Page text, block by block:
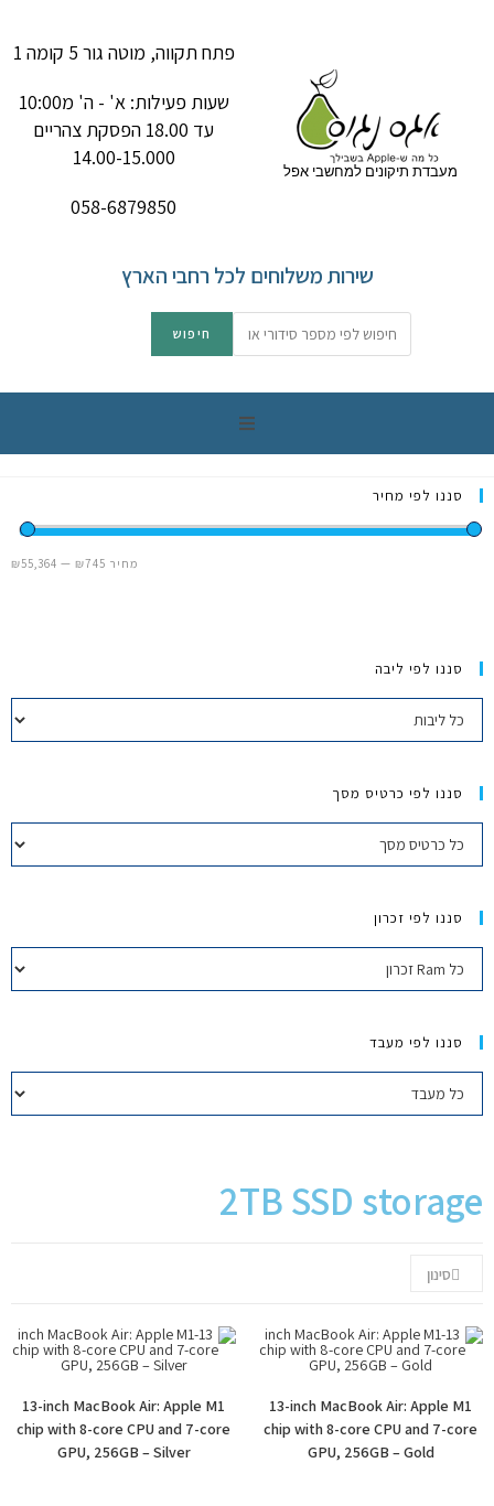
מעבדת תיקונים למחשבי אפל
פתח תקווה, מוטה גור 5 קומה 1
שעות פעילות: א' - ה' מ10:00
עד 18.00 הפסקת צהריים
14.00-15.000
058-6879850
שירות משלוחים לכל רחבי הארץ
מחשבי אפל
אביזרים לApple
חלקים למק | Apple
סננו לפי מחיר
מחיר ₪745
—
₪55,364
סננו לפי ליבה
סננו לפי כרטיס מסך
סננו לפי זכרון
סננו לפי מעבד
2TB SSD storage
סינון
13-inch MacBook Air: Apple M1
chip with 8-core CPU and 7-core
GPU, 256GB – Gold
13-inch MacBook Air: Apple M1
chip with 8-core CPU and 7-core
GPU, 256GB – Silver